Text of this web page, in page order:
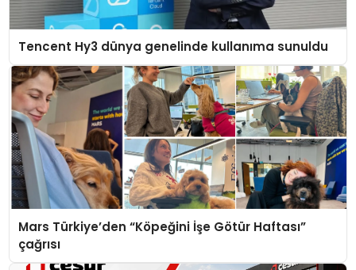
Tencent Hy3 dünya genelinde kullanıma sunuldu
Mars Türkiye’den “Köpeğini İşe Götür Haftası”
çağrısı